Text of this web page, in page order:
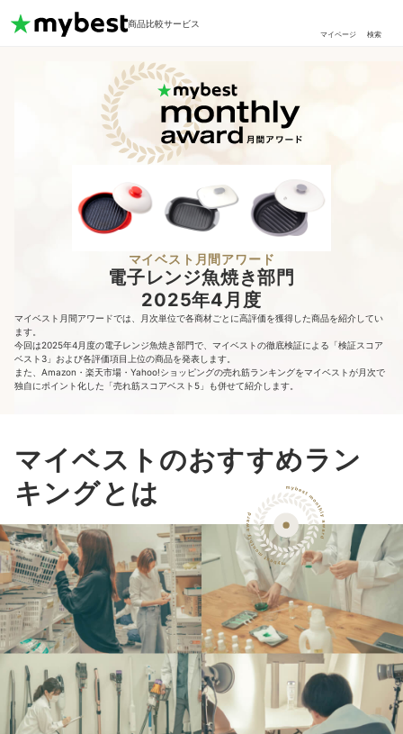
商品比較サービス
マイページ 検索
マイベスト月間アワード
電子レンジ魚焼き部門
2025年4月度
マイベスト月間アワードでは、月次単位で各商材ごとに高評価を獲得した商品を紹介してい
ます。
今回は2025年4月度の電子レンジ魚焼き部門で、マイベストの徹底検証による「検証スコア
ベスト3」および各評価項目上位の商品を発表します。
また、Amazon・楽天市場・Yahoo!ショッピングの売れ筋ランキングをマイベストが月次で
独自にポイント化した「売れ筋スコアベスト5」も併せて紹介します。
マイベストのおすすめラン
キングとは